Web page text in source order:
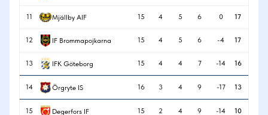
11 Mjällby AIF 15 4 5 6 0 17
12 IF Brommapojkarna 15 4 5 6 -4 17
13 IFK Göteborg 15 4 4 7 -14 16
14 Örgryte IS 16 3 4 9 -17 13
15 Degerfors IF 15 2 4 9 -14 10